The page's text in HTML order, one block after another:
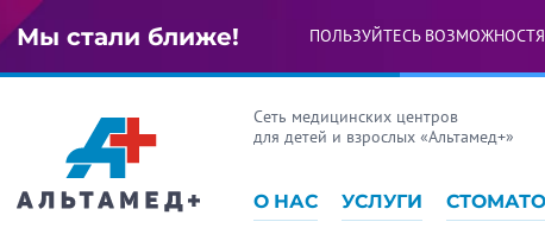
Мы стали ближе! ПОЛЬЗУЙТЕСЬ
Сеть медицинских центров
для детей и взрослых «Альтамед+»
О НАС УСЛУГИ